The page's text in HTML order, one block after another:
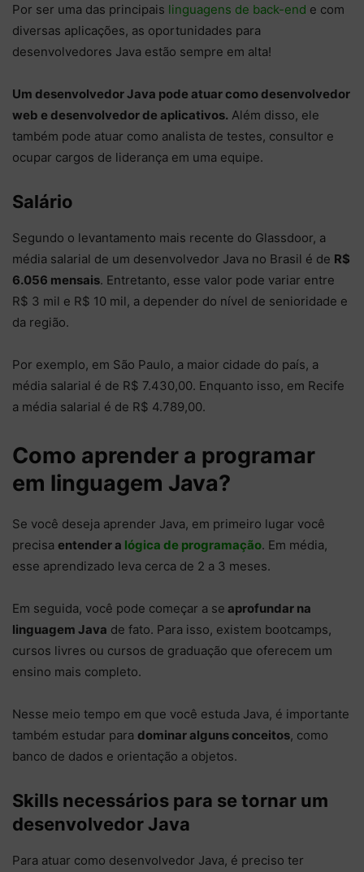
Por ser uma das principais linguagens de back-end e com
diversas aplicações, as oportunidades para
desenvolvedores Java estão sempre em alta!
Um desenvolvedor Java pode atuar como desenvolvedor
web e desenvolvedor de aplicativos. Além disso, ele
também pode atuar como analista de testes, consultor e
ocupar cargos de liderança em uma equipe.
Salário
Segundo o levantamento mais recente do Glassdoor, a
média salarial de um desenvolvedor Java no Brasil é de R$
6.056 mensais. Entretanto, esse valor pode variar entre
R$ 3 mil e R$ 10 mil, a depender do nível de senioridade e
da região.
Por exemplo, em São Paulo, a maior cidade do país, a
média salarial é de R$ 7.430,00. Enquanto isso, em Recife
a média salarial é de R$ 4.789,00.
Como aprender a programar
em linguagem Java?
Se você deseja aprender Java, em primeiro lugar você
precisa entender a lógica de programação. Em média,
esse aprendizado leva cerca de 2 a 3 meses.
Em seguida, você pode começar a se aprofundar na
linguagem Java de fato. Para isso, existem bootcamps,
cursos livres ou cursos de graduação que oferecem um
ensino mais completo.
Nesse meio tempo em que você estuda Java, é importante
também estudar para dominar alguns conceitos, como
banco de dados e orientação a objetos.
Skills necessários para se tornar um
desenvolvedor Java
Para atuar como desenvolvedor Java, é preciso ter